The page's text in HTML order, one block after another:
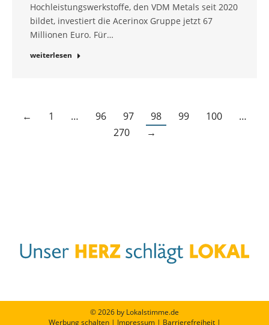
Hochleistungswerkstoffe, den VDM Metals seit 2020
bildet, investiert die Acerinox Gruppe jetzt 67
Millionen Euro. Für…
weiterlesen
← 1 … 96 97 98 99 100
…
270
→
© 2026 by Lokalstimme.de
Werbung schalten| Impressum| Barrierefreiheit|